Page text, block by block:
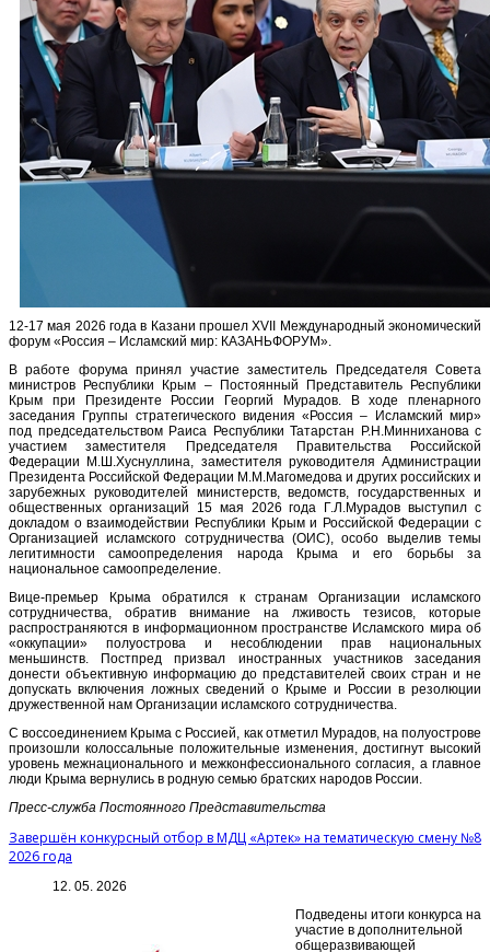
12-17 мая 2026 года в Казани прошел XVII Международный экономический
форум «Россия – Исламский мир: КАЗАНЬФОРУМ».
В работе форума принял участие заместитель Председателя Совета
министров Республики Крым – Постоянный Представитель Республики
Крым при Президенте России Георгий Мурадов. В ходе пленарного
заседания Группы стратегического видения «Россия – Исламский мир»
под председательством Раиса Республики Татарстан Р.Н.Минниханова с
участием заместителя Председателя Правительства Российской
Федерации М.Ш.Хуснуллина, заместителя руководителя Администрации
Президента Российской Федерации М.М.Магомедова и других российских и
зарубежных руководителей министерств, ведомств, государственных и
общественных организаций 15 мая 2026 года Г.Л.Мурадов выступил с
докладом о взаимодействии Республики Крым и Российской Федерации с
Организацией исламского сотрудничества (ОИС), особо выделив темы
легитимности самоопределения народа Крыма и его борьбы за
национальное самоопределение.
Вице-премьер Крыма обратился к странам Организации исламского
сотрудничества, обратив внимание на лживость тезисов, которые
распространяются в информационном пространстве Исламского мира об
«оккупации» полуострова и несоблюдении прав национальных
меньшинств. Постпред призвал иностранных участников заседания
донести объективную информацию до представителей своих стран и не
допускать включения ложных сведений о Крыме и России в резолюции
дружественной нам Организации исламского сотрудничества.
С воссоединением Крыма с Россией, как отметил Мурадов, на полуострове
произошли колоссальные положительные изменения, достигнут высокий
уровень межнационального и межконфессионального согласия, а главное
люди Крыма вернулись в родную семью братских народов России.
Пресс-служба Постоянного Представительства
Завершён конкурсный отбор в МДЦ «Артек» на тематическую смену №8
2026 года
12. 05. 2026
Подведены итоги конкурса на
участие в дополнительной
общеразвивающей